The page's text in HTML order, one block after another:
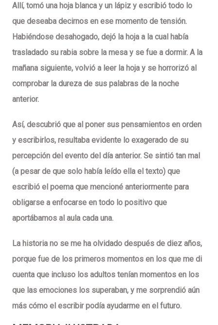
Allí, tomó una hoja blanca y un lápiz y escribió todo lo
que deseaba decirnos en ese momento de tensión.
Habiéndose desahogado, dejó la hoja a la cual había
trasladado su rabia sobre la mesa y se fue a dormir. A la
mañana siguiente, volvió a leer la hoja y se horrorizó al
comprobar la dureza de sus palabras de la noche
anterior.
Así, descubrió que al poner sus pensamientos en orden
y escribirlos, resultaba evidente lo exagerado de su
percepción del evento del día anterior. Se sintió tan mal
(a pesar de que solo había leído ella el texto) que
escribió el poema que mencioné anteriormente para
obligarse a enfocarse en todo lo positivo que
aportábamos al aula cada una.
La historia no se me ha olvidado después de diez años,
porque fue de los primeros momentos en los que me di
cuenta que incluso los adultos tenían momentos en los
que las emociones los superaban, y me sorprendió aún
más cómo el escribir podía ayudarme en el futuro.